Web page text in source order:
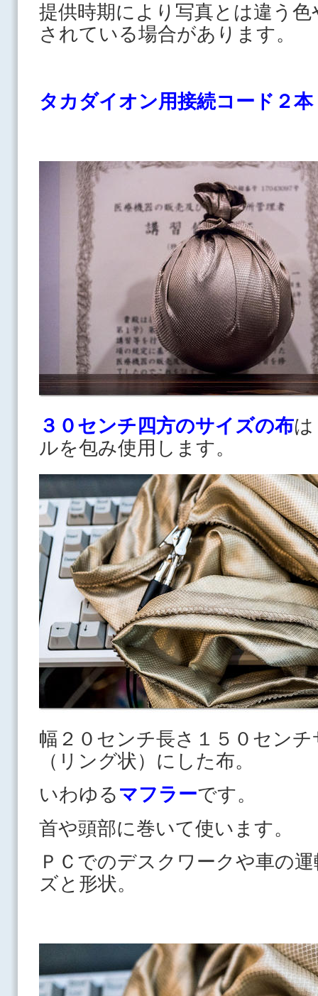
提供時期により写真とは違う
されている場合があります。
タカダイオン用接続コード２
３０センチ四方のサイズの布
ルを包み使用します。
幅２０センチ長さ１５０セン
（リング状）にした布。
いわゆるマフラーです。
首や頭部に巻いて使います。
ＰＣでのデスクワークや車の
ズと形状。